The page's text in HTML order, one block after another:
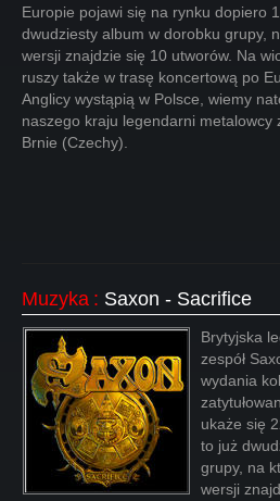
Europie pojawi się na rynku dopiero
dwudziesty album w dorobku grupy,
wersji znajdzie się 10 utworów. Na
ruszy także w trasę koncertową po
Anglicy wystąpią w Polsce, wiemy
naszego kraju legendarni metalowcy
Brnie (Czechy).
Muzyka : Saxon - Sacrifice
Brytyjska
zespół
wydania
ukaże się
to już
grupy, na
wersji